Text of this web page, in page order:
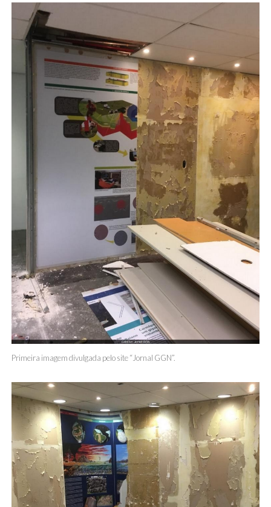
Primeira imagem divulgada pelo site “Jornal GGN”.